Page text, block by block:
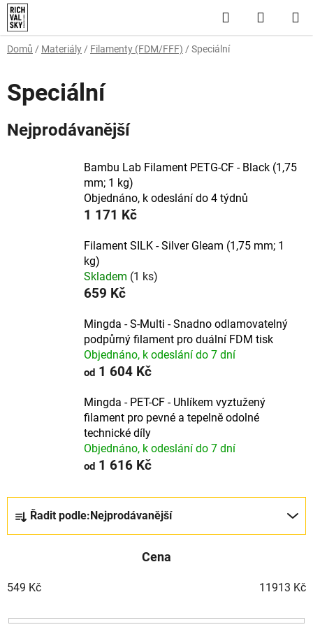
Přejít
na
obsah
Hledat
KOŠÍK
Domů / Materiály / Filamenty (FDM/FFF) / Speciální
Speciální
Nejprodávanější
Bambu Lab Filament PETG-CF - Black (1,75
mm; 1 kg)
Objednáno, k odeslání do 4 týdnů
1 171 Kč
Filament SILK - Silver Gleam (1,75 mm; 1
kg)
Skladem (1 ks)
659 Kč
Mingda - S-Multi - Snadno odlamovatelný
podpůrný filament pro duální FDM tisk
Objednáno, k odeslání do 7 dní
od 1 604 Kč
Mingda - PET-CF - Uhlíkem vyztužený
filament pro pevné a tepelně odolné
technické díly
Objednáno, k odeslání do 7 dní
od 1 616 Kč
n
í
p
Řadit podle: Nejprodávanější
Cena
549 Kč 11913 Kč